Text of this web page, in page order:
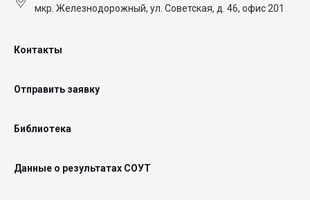
мкр. Железнодорожный, ул. Советская, д. 46, офис 201
Контакты
Отправить заявку
Библиотека
Данные о результатах СОУТ